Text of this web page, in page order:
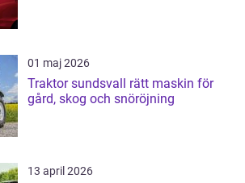
01 maj 2026
Traktor sundsvall rätt maskin för
gård, skog och snöröjning
13 april 2026